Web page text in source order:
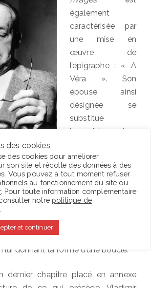
également
caractérisée par
une mise en
œuvre de
l’épigraphe : « A
Véra ». Son
épouse ainsi
désignée se
substitue
insensiblement au
son interlocutrice, renforçant
intime de son propos. Cette
plus en plus importante à mesure
passe, et devient par la suite
autre être, le fils de Nabokov. Le
enfant de l’enfant devenu adulte et
différents parcs d’Europe viennent
lui donnant la forme d’une boucle.
dernier chapitre placé en annexe
des cookies
des cookies pour améliorer
son site et récolte des données à des
Vous pouvez à tout moment refuser
au fonctionnement du site ou
. Pour toute information complémentaire
notre politique de
et continuer